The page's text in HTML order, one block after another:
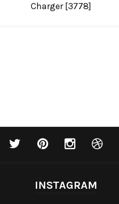
Charger [3778]
INSTAGRAM